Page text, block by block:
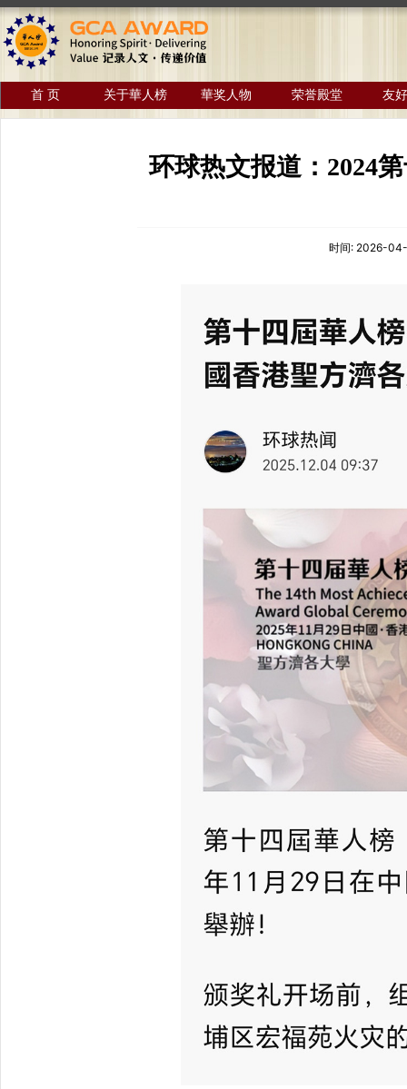
首 页 关于華人榜 華奖人物 荣誉殿堂 友
环球热文报道：2024
时间: 2026-